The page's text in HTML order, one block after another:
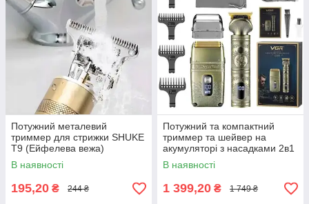
Потужний металевий
триммер для стрижки SHUKE
T9 (Ейфелева вежа)
Машинка для стрижки
В наявності
195,20 ₴ 244 ₴
Потужний та компактний
триммер та шейвер на
акумуляторі з насадками 2в1
VGR-649 | Електробритва
чоловіча
В наявності
1 399,20 ₴ 1 749 ₴